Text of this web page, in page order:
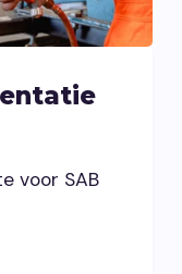
voor SAB